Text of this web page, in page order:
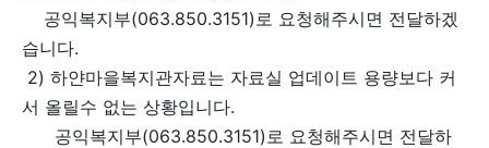
공익복지부(063.850.3151)로 요청해주시면 전달하겠
습니다.
2) 하얀마을복지관자료는 자료실 업데이트 용량보다 커
서 올릴수 없는 상황입니다.
공익복지부(063.850.3151)로 요청해주시면 전달하